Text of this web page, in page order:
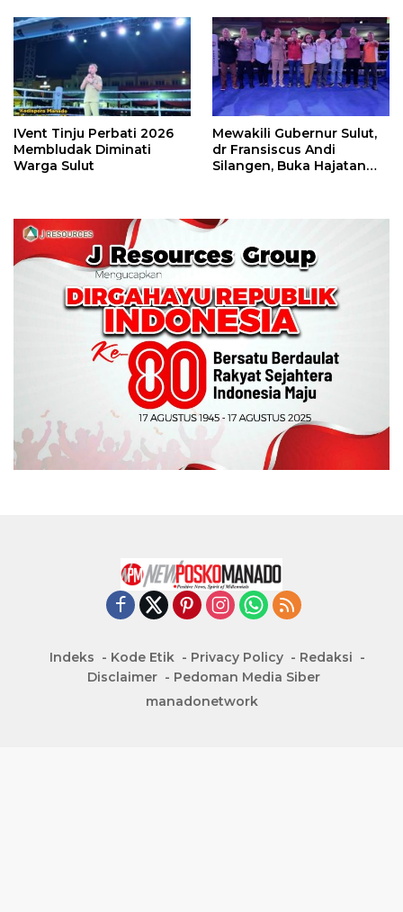
Perbati 2026
IVent Tinju Perbati 2026
Membludak Diminati
Warga Sulut
Mewakili Gubernur Sulut,
dr Fransiscus Andi
Silangen, Buka Hajatan
Indeks Kode Etik Privacy Policy
Redaksi
Disclaimer
Pedoman Media Siber
manadonetwork